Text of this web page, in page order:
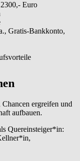
Euro
Gratis-Bankkonto,
ergreifen und
aufbauen.
Quereinsteiger*in: